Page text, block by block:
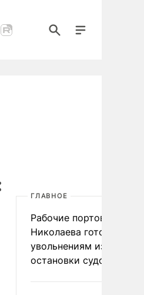
ГЛАВНОЕ
Рабочие портов
Николаева готовятся к
увольнениям из-за
остановки судоходства